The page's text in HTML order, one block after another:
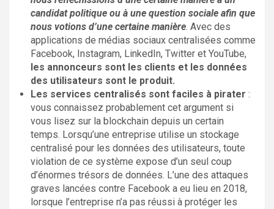
candidat politique ou à une question sociale afin que
nous votions d’une certaine manière. Avec des
applications de médias sociaux centralisées comme
Facebook, Instagram, LinkedIn, Twitter et YouTube,
les annonceurs sont les clients et les données
des utilisateurs sont le produit.
Les services centralisés sont faciles à pirater :
vous connaissez probablement cet argument si
vous lisez sur la blockchain depuis un certain
temps. Lorsqu’une entreprise utilise un stockage
centralisé pour les données des utilisateurs, toute
violation de ce système expose d’un seul coup
d’énormes trésors de données. L’une des attaques
graves lancées contre Facebook a eu lieu en 2018,
lorsque l’entreprise n’a pas réussi à protéger les